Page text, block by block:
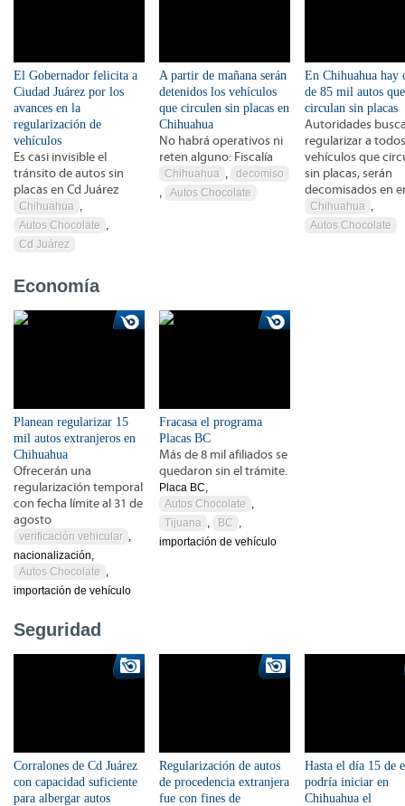
El Gobernador felicita a
Ciudad Juárez por los
avances en la
regularización de
vehículos
Es casi invisible el
tránsito de autos sin
placas en Cd Juárez
Chihuahua ,
Autos Chocolate ,
Cd Juárez
A partir de mañana serán
detenidos los vehículos
que circulen sin placas en
Chihuahua
No habrá operativos ni
reten alguno: Fiscalía
Chihuahua ,
decomiso
,
Autos Chocolate
En Chihuahua hay
de 85 mil autos que
circulan sin placas
Autoridades
regularizar a
vehículos que
sin placas, serán
decomisados en
Chihuahua ,
Autos Chocolate
Economía
Planean regularizar 15
mil autos extranjeros en
Chihuahua
Ofrecerán una
regularización temporal
con fecha límite al 31 de
agosto
verificación vehicular ,
nacionalización,
Autos Chocolate ,
importación de vehículo
Fracasa el programa
Placas BC
Más de 8 mil afiliados se
quedaron sin el trámite.
Placa BC,
Autos Chocolate ,
Tijuana , BC ,
importación de vehículo
Seguridad
Corralones de Cd Juárez
con capacidad suficiente
para albergar autos
Regularización de autos
de procedencia extranjera
fue con fines de
Hasta el día 15 de
podría iniciar en
Chihuahua el